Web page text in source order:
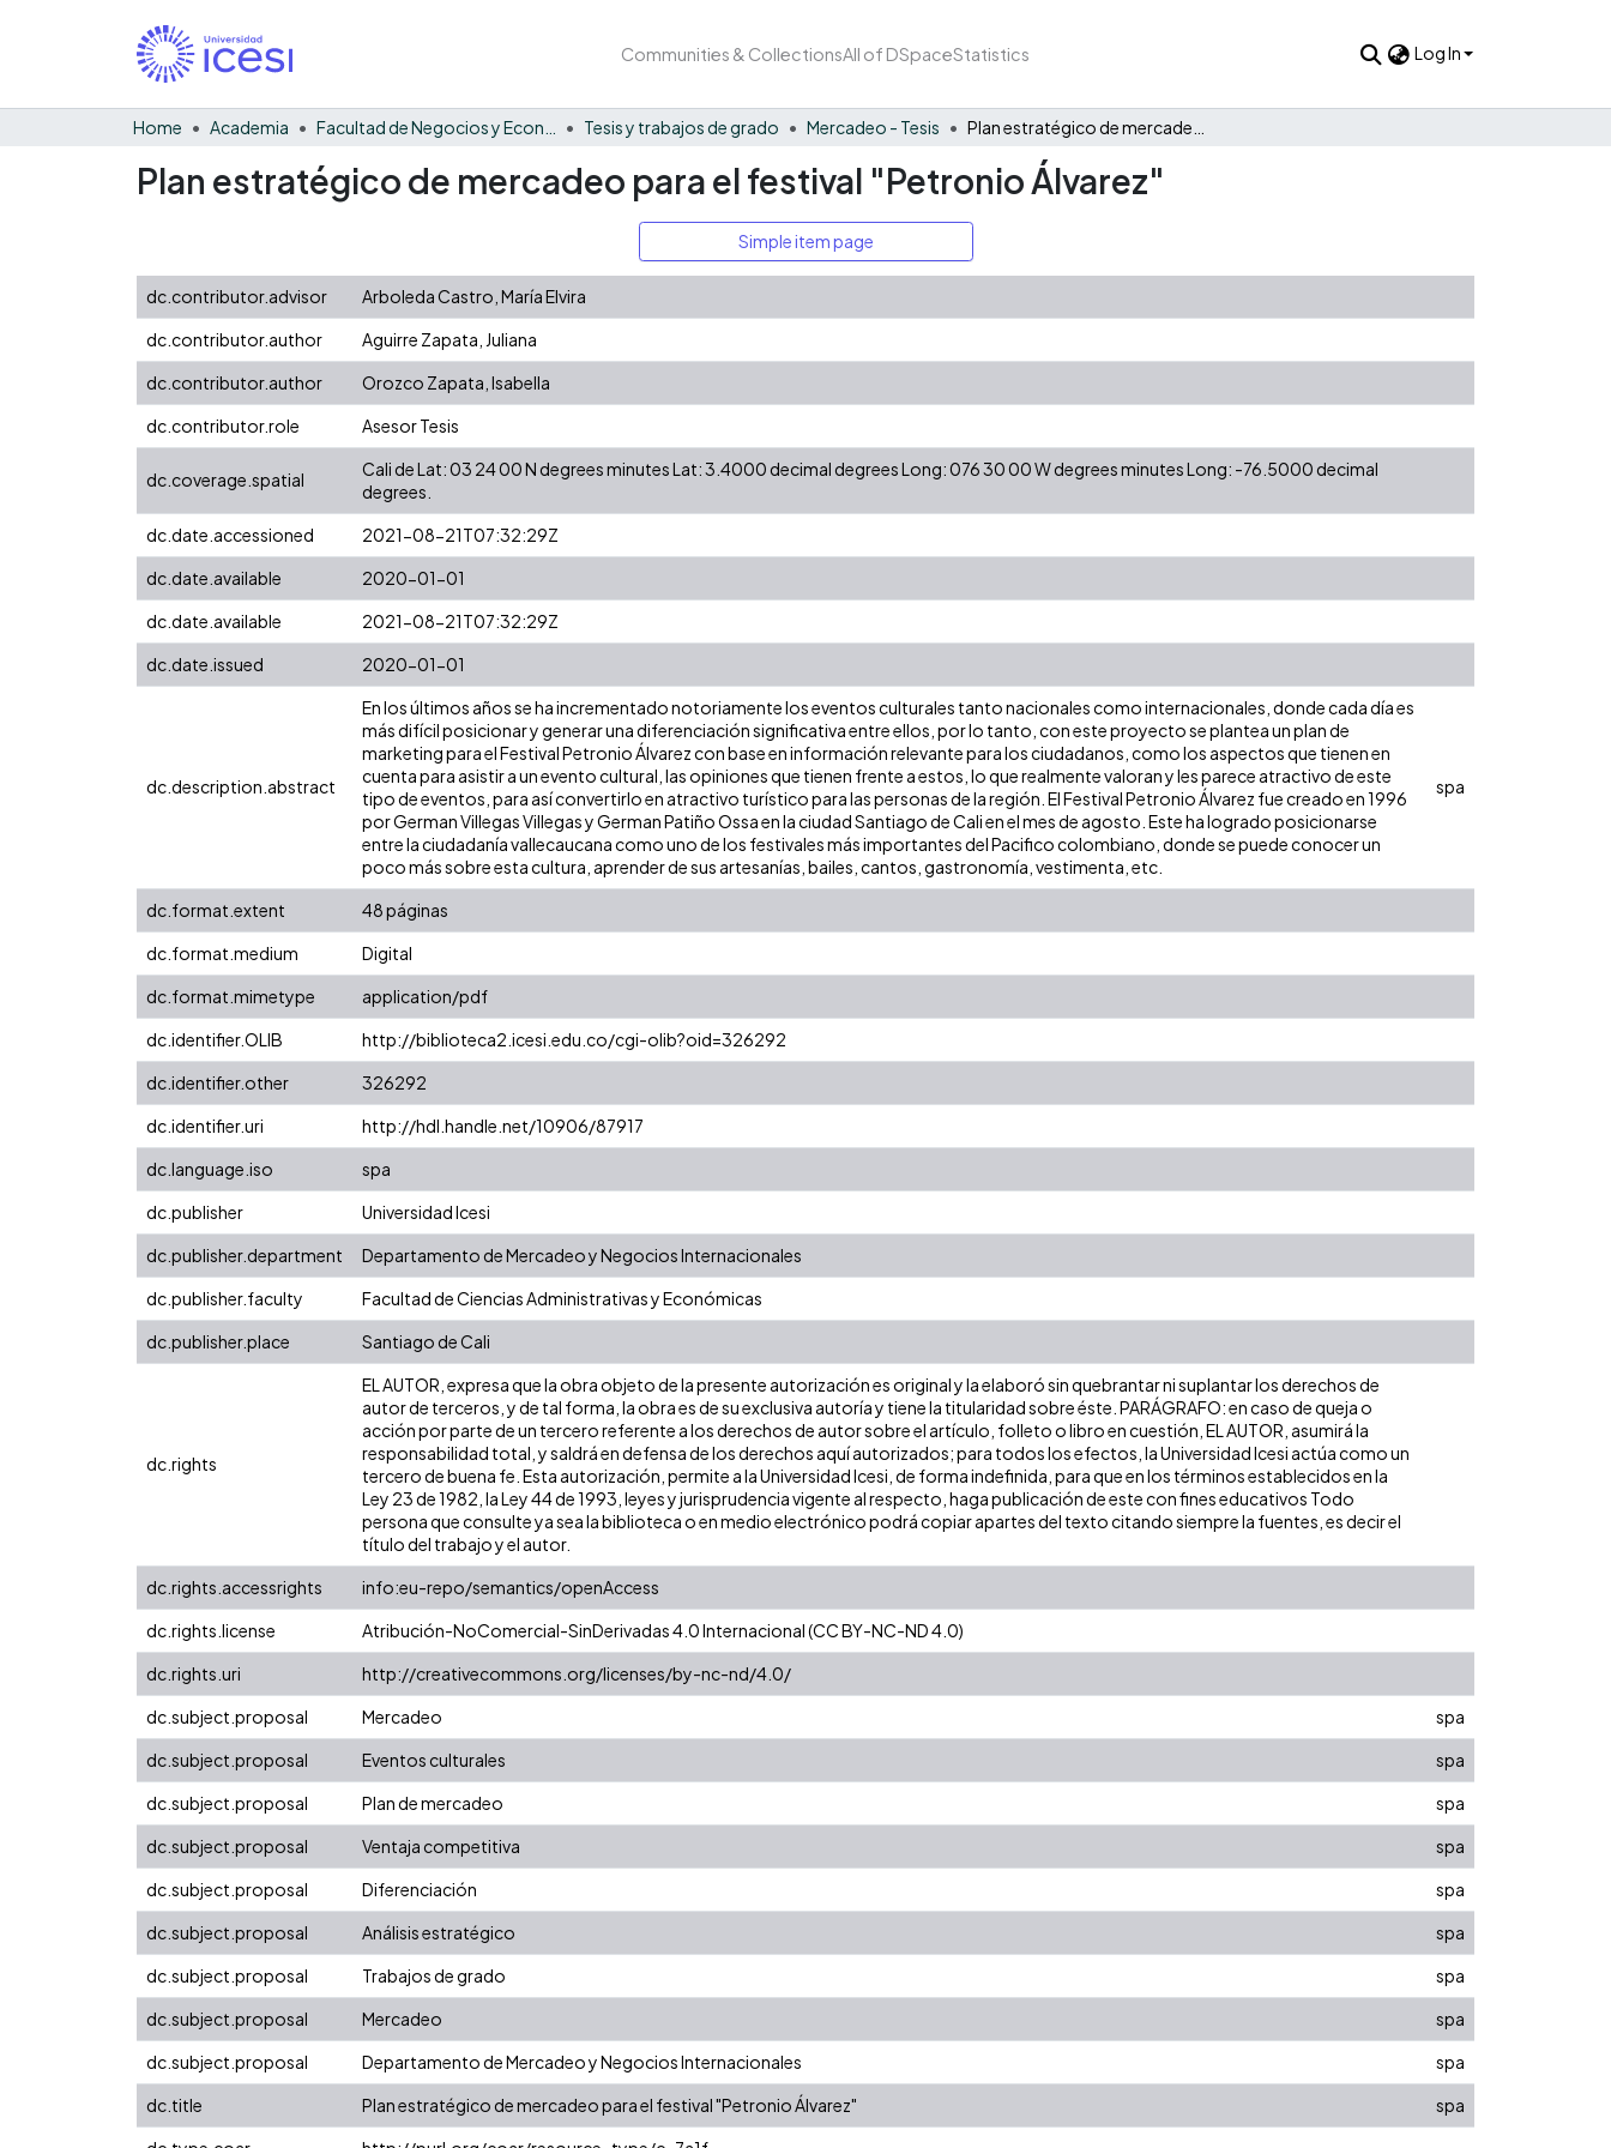
Communities & CollectionsAll of DSpaceStatistics Log In
Home Academia Tesis y trabajos de grado Mercadeo - Tesis
Plan estratégico de mercadeo para el festival "Petronio Álvarez"
Simple item page
dc.contributor.advisor
Arboleda Castro, María Elvira
dc.contributor.author
Aguirre Zapata, Juliana
dc.contributor.author
Orozco Zapata, Isabella
dc.contributor.role
Asesor Tesis
dc.coverage.spatial
Cali de Lat: 03 24 00 N degrees minutes Lat: 3.4000 decimal degrees Long: 076 30 00 W degrees minutes Long: -76.5000 decimal
degrees.
dc.date.accessioned
2021-08-21T07:32:29Z
dc.date.available
2020-01-01
dc.date.available
2021-08-21T07:32:29Z
dc.date.issued
2020-01-01
dc.description.abstract
En los últimos años se ha incrementado notoriamente los eventos culturales tanto nacionales como internacionales, donde cada día es
más difícil posicionar y generar una diferenciación significativa entre ellos, por lo tanto, con este proyecto se plantea un plan de
marketing para el Festival Petronio Álvarez con base en información relevante para los ciudadanos, como los aspectos que tienen en
cuenta para asistir a un evento cultural, las opiniones que tienen frente a estos, lo que realmente valoran y les parece atractivo de este
tipo de eventos, para así convertirlo en atractivo turístico para las personas de la región. El Festival Petronio Álvarez fue creado en 1996
por German Villegas Villegas y German Patiño Ossa en la ciudad Santiago de Cali en el mes de agosto. Este ha logrado posicionarse
entre la ciudadanía vallecaucana como uno de los festivales más importantes del Pacifico colombiano, donde se puede conocer un
poco más sobre esta cultura, aprender de sus artesanías, bailes, cantos, gastronomía, vestimenta, etc.
spa
dc.format.extent
48 páginas
dc.format.medium
Digital
dc.format.mimetype
application/pdf
dc.identifier.OLIB
http://biblioteca2.icesi.edu.co/cgi-olib?oid=326292
dc.identifier.other
326292
dc.identifier.uri
http://hdl.handle.net/10906/87917
dc.language.iso
spa
dc.publisher
Universidad Icesi
dc.publisher.department
Departamento de Mercadeo y Negocios Internacionales
dc.publisher.faculty
Facultad de Ciencias Administrativas y Económicas
dc.publisher.place
Santiago de Cali
dc.rights
EL AUTOR, expresa que la obra objeto de la presente autorización es original y la elaboró sin quebrantar ni suplantar los derechos de
autor de terceros, y de tal forma, la obra es de su exclusiva autoría y tiene la titularidad sobre éste. PARÁGRAFO: en caso de queja o
acción por parte de un tercero referente a los derechos de autor sobre el artículo, folleto o libro en cuestión, EL AUTOR, asumirá la
responsabilidad total, y saldrá en defensa de los derechos aquí autorizados; para todos los efectos, la Universidad Icesi actúa como un
tercero de buena fe. Esta autorización, permite a la Universidad Icesi, de forma indefinida, para que en los términos establecidos en la
Ley 23 de 1982, la Ley 44 de 1993, leyes y jurisprudencia vigente al respecto, haga publicación de este con fines educativos Todo
persona que consulte ya sea la biblioteca o en medio electrónico podrá copiar apartes del texto citando siempre la fuentes, es decir el
título del trabajo y el autor.
dc.rights.accessrights
info:eu-repo/semantics/openAccess
dc.rights.license
Atribución-NoComercial-SinDerivadas 4.0 Internacional (CC BY-NC-ND 4.0)
dc.rights.uri
http://creativecommons.org/licenses/by-nc-nd/4.0/
dc.subject.proposal
Mercadeo
spa
dc.subject.proposal
Eventos culturales
spa
dc.subject.proposal
Plan de mercadeo
spa
dc.subject.proposal
Ventaja competitiva
spa
dc.subject.proposal
Diferenciación
spa
dc.subject.proposal
Análisis estratégico
spa
dc.subject.proposal
Trabajos de grado
spa
dc.subject.proposal
Mercadeo
spa
dc.subject.proposal
Departamento de Mercadeo y Negocios Internacionales
spa
dc.title
Plan estratégico de mercadeo para el festival "Petronio Álvarez"
spa